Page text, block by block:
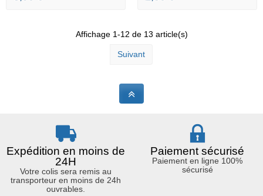
Affichage 1-12 de 13 article(s)
Suivant
Expédition en moins de
24H
Votre colis sera remis au
transporteur en moins de 24h
ouvrables.
Paiement sécurisé
Paiement en ligne 100%
sécurisé